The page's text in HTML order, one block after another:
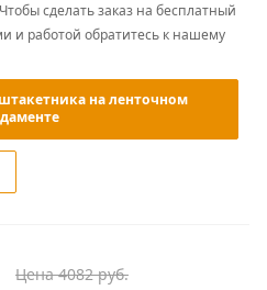
сделать заказ на бесплатный
и работой обратитесь к нашему
на ленточном
Цена 4082 руб.